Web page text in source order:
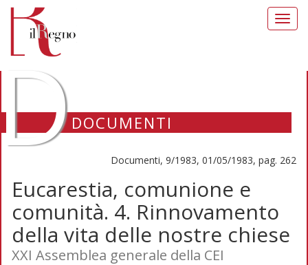
DOCUMENTI
Documenti, 9/1983, 01/05/1983, pag. 262
Eucarestia, comunione e
comunità. 4. Rinnovamento
della vita delle nostre chiese
XXI Assemblea generale della CEI